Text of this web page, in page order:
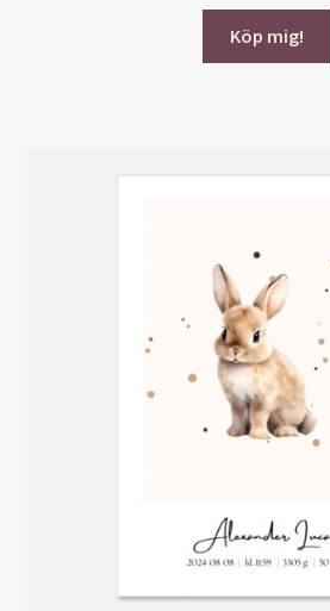
Köp mig!